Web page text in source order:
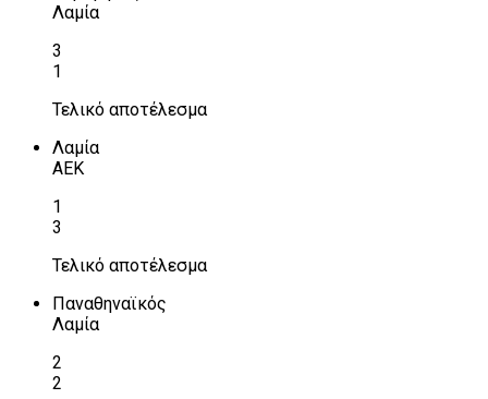
Λαμία
3
1
Τελικό αποτέλεσμα
Λαμία
ΑΕΚ
1
3
Τελικό αποτέλεσμα
Παναθηναϊκός
Λαμία
2
2